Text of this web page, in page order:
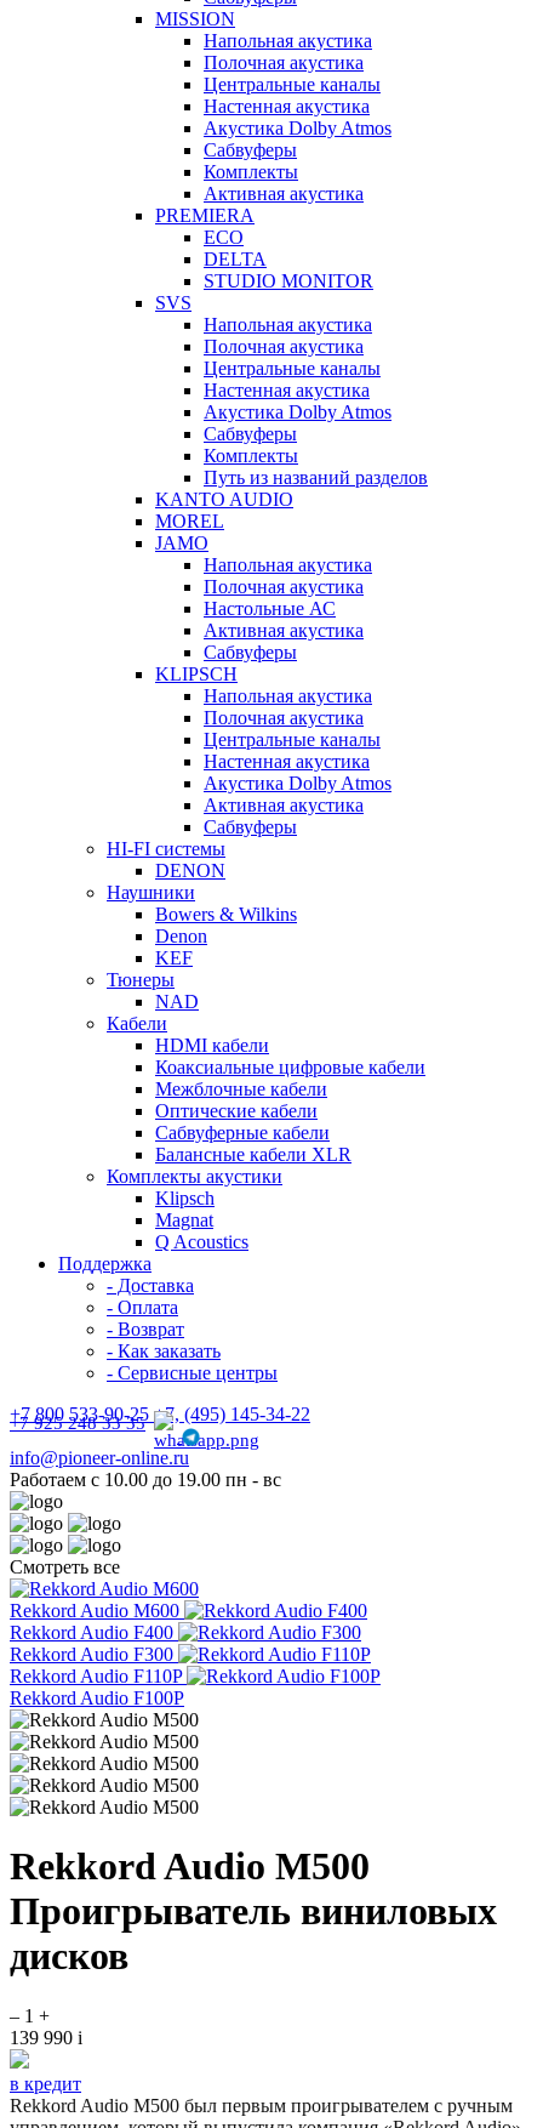
MISSION
Напольная акустика
Полочная акустика
Центральные каналы
Настенная акустика
Акустика Dolby Atmos
Сабвуферы
Комплекты
Активная акустика
PREMIERA
ECO
DELTA
STUDIO MONITOR
SVS
Напольная акустика
Полочная акустика
Центральные каналы
Настенная акустика
Акустика Dolby Atmos
Сабвуферы
Комплекты
Путь из названий разделов
KANTO AUDIO
MOREL
JAMO
Напольная акустика
Полочная акустика
Настольные АС
Активная акустика
Сабвуферы
KLIPSCH
Напольная акустика
Полочная акустика
Центральные каналы
Настенная акустика
Акустика Dolby Atmos
Активная акустика
Сабвуферы
HI-FI системы
DENON
Наушники
Bowers & Wilkins
Denon
KEF
Тюнеры
NAD
Кабели
HDMI кабели
Коаксиальные цифровые кабели
Межблочные кабели
Оптические кабели
Сабвуферные кабели
Балансные кабели XLR
Комплекты акустики
Klipsch
Magnat
Q Acoustics
Поддержка
- Доставка
- Оплата
- Возврат
- Как заказать
- Сервисные центры
+7 800 533-90-25 +7, (495) 145-34-22
+7 925 248 33 35
info@pioneer-online.ru
Работаем с 10.00 до 19.00 пн - вс
Смотреть все
Rekkord Audio M600
Rekkord Audio F400
Rekkord Audio F300
Rekkord Audio F110P
Rekkord Audio F100P
Rekkord Audio M500
Проигрыватель виниловых
дисков
– 1 +
139 990 i
в кредит
Rekkord Audio M500 был первым проигрывателем с ручным